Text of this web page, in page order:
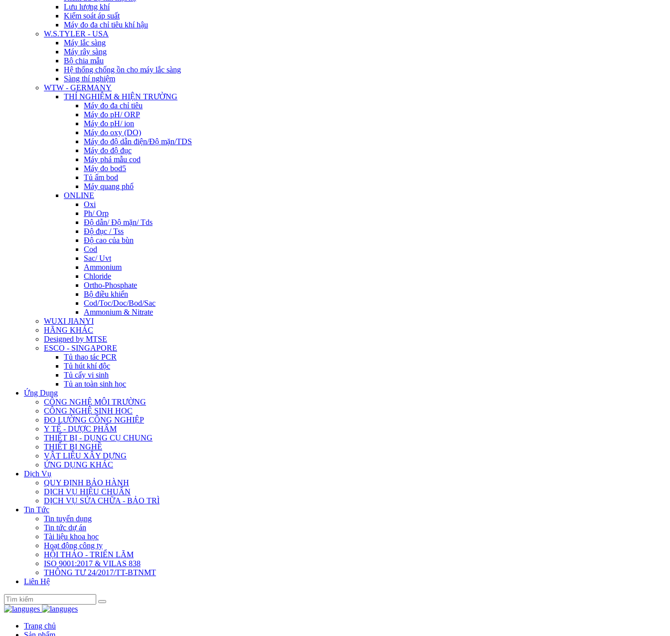
Lưu lượng khí
Kiểm soát áp suất
Máy đo đa chỉ tiêu khí hậu
W.S.TYLER - USA
Máy lắc sàng
Máy rây sàng
Bộ chia mẫu
Hệ thống chống ồn cho máy lắc sàng
Sàng thí nghiệm
WTW - GERMANY
THÍ NGHIỆM & HIỆN TRƯỜNG
Máy đo đa chỉ tiêu
Máy đo pH/ ORP
Máy đo pH/ ion
Máy đo oxy (DO)
Máy đo độ dẫn điện/Độ mặn/TDS
Máy đo độ đục
Máy phá mẫu cod
Máy đo bod5
Tủ ấm bod
Máy quang phổ
ONLINE
Oxi
Ph/ Orp
Độ dẫn/ Độ mặn/ Tds
Độ đục / Tss
Độ cao của bùn
Cod
Sac/ Uvt
Ammonium
Chloride
Ortho-Phosphate
Bộ điều khiển
Cod/Toc/Doc/Bod/Sac
Ammonium & Nitrate
WUXI JIANYI
HÃNG KHÁC
Designed by MTSE
ESCO - SINGAPORE
Tủ thao tác PCR
Tủ hút khí độc
Tủ cấy vi sinh
Tủ an toàn sinh học
Ứng Dụng
CÔNG NGHỆ MÔI TRƯỜNG
CÔNG NGHỆ SINH HỌC
ĐO LƯỜNG CÔNG NGHIỆP
Y TẾ - DƯỢC PHẨM
THIẾT BỊ - DỤNG CỤ CHUNG
THIẾT BỊ NGHỀ
VẬT LIỆU XÂY DỰNG
ỨNG DỤNG KHÁC
Dịch Vụ
QUY ĐỊNH BẢO HÀNH
DỊCH VỤ HIỆU CHUẨN
DỊCH VỤ SỬA CHỮA - BẢO TRÌ
Tin Tức
Tin tuyển dụng
Tin tức dự án
Tài liệu khoa học
Hoạt động công ty
HỘI THẢO - TRIỂN LÃM
ISO 9001:2017 & VILAS 838
THÔNG TƯ 24/2017/TT-BTNMT
Liên Hệ
Trang chủ